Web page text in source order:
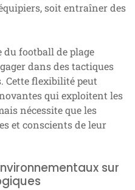
soit entraîner des
football de plage
dans des tactiques
Cette flexibilité peut
qui exploitent les
nécessite que les
et conscients de leur
sur